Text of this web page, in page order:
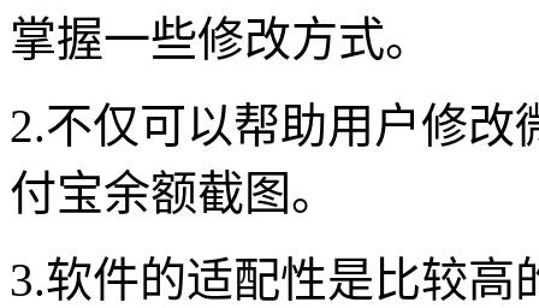
掌握一些修改方式。
2.不仅可以帮助用户修
付宝余额截图。
3.软件的适配性是比较